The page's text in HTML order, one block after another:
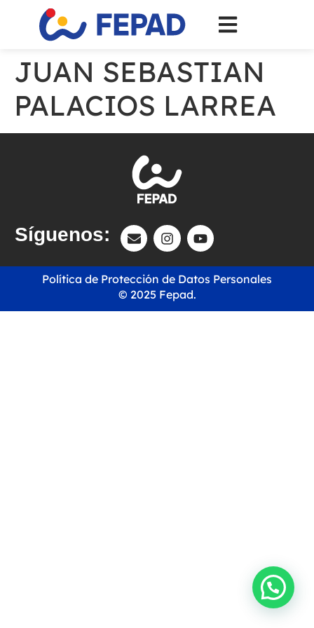
JUAN SEBASTIAN
PALACIOS LARREA
Síguenos:
© 2025 Fepad.
Política de Protección de Datos Personales